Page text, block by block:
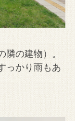
の建物）。
っかり雨もあ